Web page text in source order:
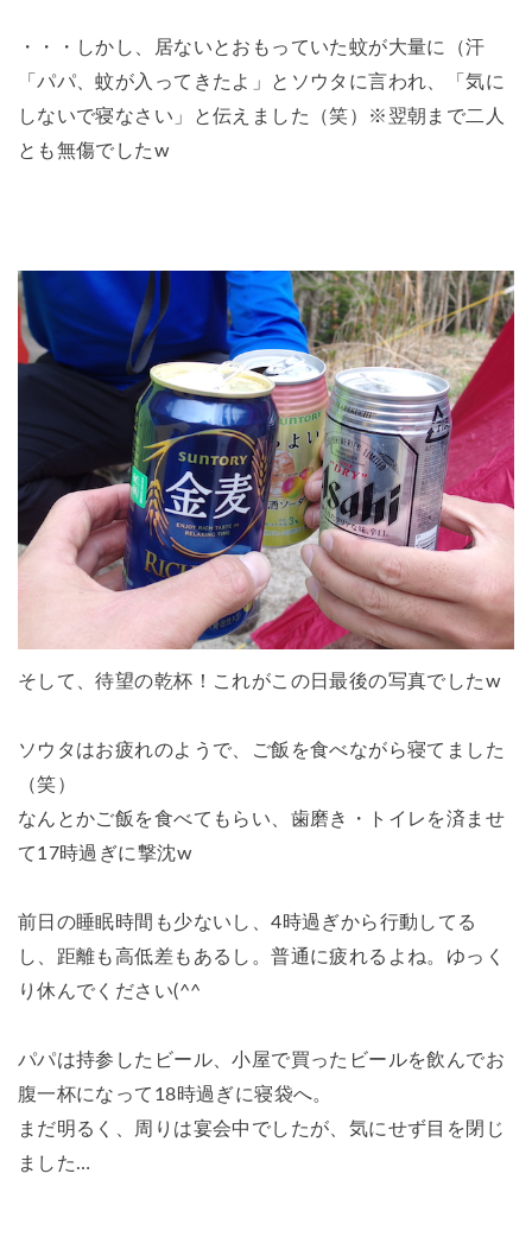
・・・しかし、居ないとおもっていた蚊が大量に（汗
「パパ、蚊が入ってきたよ」とソウタに言われ、「気に
しないで寝なさい」と伝えました（笑）※翌朝まで二人
とも無傷でしたw
そして、待望の乾杯！これがこの日最後の写真でしたw
ソウタはお疲れのようで、ご飯を食べながら寝てました
（笑）
なんとかご飯を食べてもらい、歯磨き・トイレを済ませ
て17時過ぎに撃沈w
前日の睡眠時間も少ないし、4時過ぎから行動してる
し、距離も高低差もあるし。普通に疲れるよね。ゆっく
り休んでください(^^
パパは持参したビール、小屋で買ったビールを飲んでお
腹一杯になって18時過ぎに寝袋へ。
まだ明るく、周りは宴会中でしたが、気にせず目を閉じ
ました…